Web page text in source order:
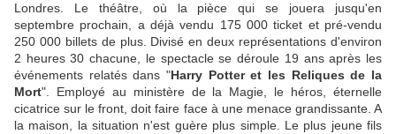
Londres. Le théâtre, où la pièce qui se jouera jusqu'en
septembre prochain, a déjà vendu 175 000 ticket et pré-vendu
250 000 billets de plus. Divisé en deux représentations d'environ
2 heures 30 chacune, le spectacle se déroule 19 ans après les
événements relatés dans "Harry Potter et les Reliques de la
Mort". Employé au ministère de la Magie, le héros, éternelle
cicatrice sur le front, doit faire face à une menace grandissante. A
la maison, la situation n'est guère plus simple. Le plus jeune fils